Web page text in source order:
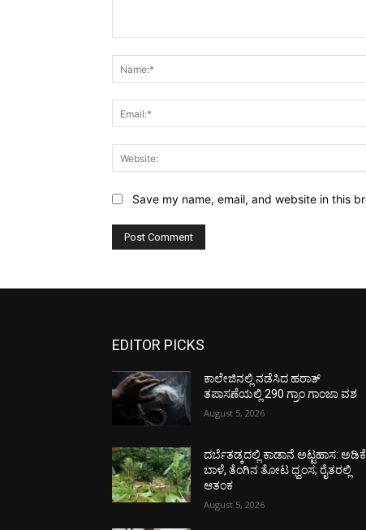
Save my name, email, and website in this
EDITOR PICKS
ಕಾಲೇಜಿನಲ್ಲಿ ನಡೆಸಿದ ಹಠಾತ್
ತಪಾಸಣೆಯಲ್ಲಿ 290 ಗ್ರಾಂ ಗಾಂಜಾ ವಶ
August 5, 2026
ದರ್ಬೆತಡ್ಕದಲ್ಲಿ ಕಾಡಾನೆ ಅಟ್ಟಹಾಸ:
ಬಾಳೆ, ತೆಂಗಿನ ತೋಟ ಧ್ವಂಸ; ರೈತರಲ್ಲಿ
ಆತಂಕ
August 5, 2026